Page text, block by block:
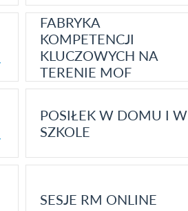
FABRYKA
KOMPETENCJI
KLUCZOWYCH NA
TERENIE MOF
POSIŁEK W DOMU I W
SZKOLE
SESJE RM ONLINE